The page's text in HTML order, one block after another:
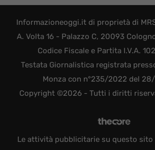
Informazioneoggi.it di proprietà di
A. Volta 16 - Palazzo C, 20093
Codice Fiscale e Partita I.V.A.
Testata Giornalistica registrata
Monza con n°235/2022 del
Copyright ©2026 - Tutti i diritti
Le attività pubblicitarie su questo sito